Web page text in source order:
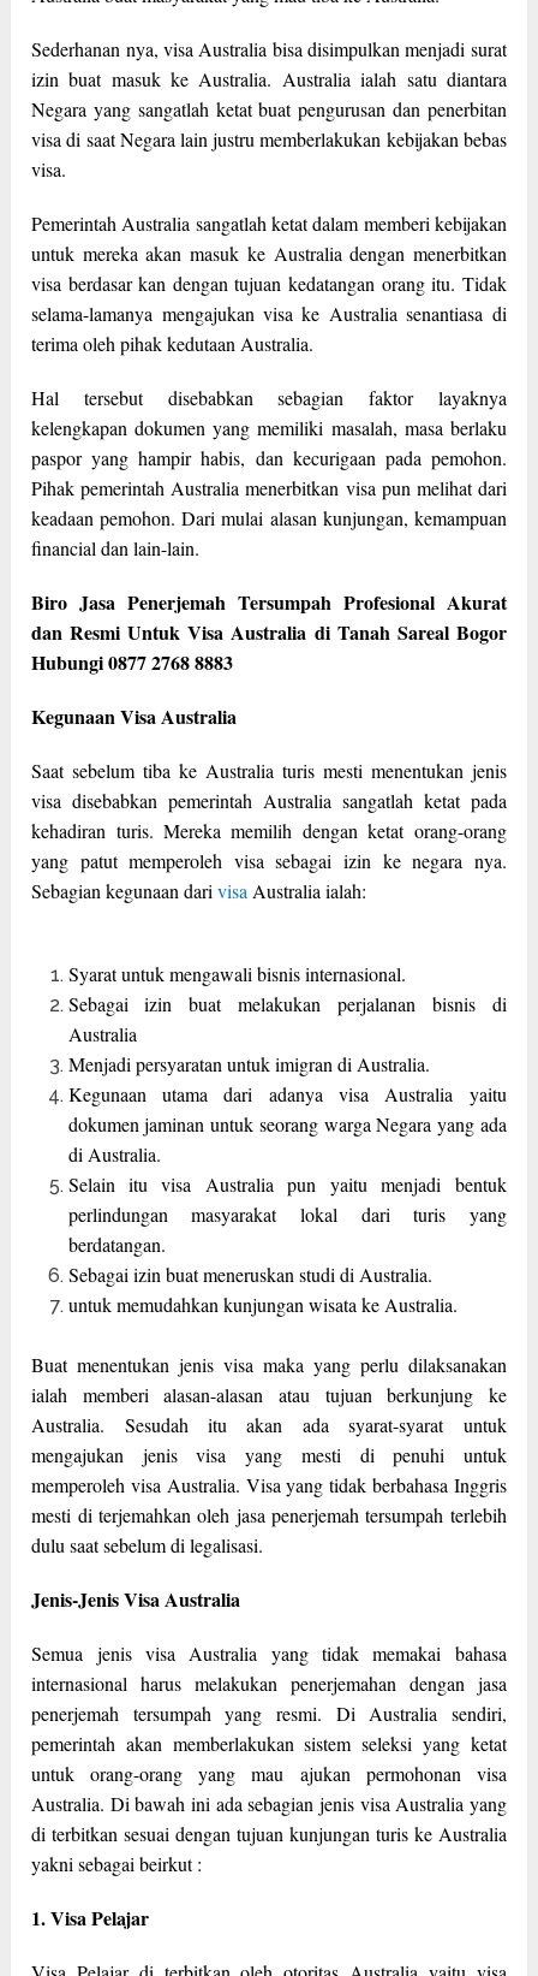
Sederhanan nya, visa Australia bisa disimpulkan menjadi surat
izin buat masuk ke Australia. Australia ialah satu diantara
Negara yang sangatlah ketat buat pengurusan dan penerbitan
visa di saat Negara lain justru memberlakukan kebijakan bebas
visa.
Pemerintah Australia sangatlah ketat dalam memberi kebijakan
untuk mereka akan masuk ke Australia dengan menerbitkan
visa berdasar kan dengan tujuan kedatangan orang itu. Tidak
selama-lamanya mengajukan visa ke Australia senantiasa di
terima oleh pihak kedutaan Australia.
Hal tersebut disebabkan sebagian faktor layaknya
kelengkapan dokumen yang memiliki masalah, masa berlaku
paspor yang hampir habis, dan kecurigaan pada pemohon.
Pihak pemerintah Australia menerbitkan visa pun melihat dari
keadaan pemohon. Dari mulai alasan kunjungan, kemampuan
financial dan lain-lain.
Biro Jasa Penerjemah Tersumpah Profesional Akurat
dan Resmi Untuk Visa Australia di Tanah Sareal Bogor
Hubungi 0877 2768 8883
Kegunaan Visa Australia
Saat sebelum tiba ke Australia turis mesti menentukan jenis
visa disebabkan pemerintah Australia sangatlah ketat pada
kehadiran turis. Mereka memilih dengan ketat orang-orang
yang patut memperoleh visa sebagai izin ke negara nya.
Sebagian kegunaan darivisa Australia ialah:
Syarat untuk mengawali bisnis internasional.
Sebagai izin buat melakukan perjalanan bisnis di
Australia
Menjadi persyaratan untuk imigran di Australia.
Kegunaan utama dari adanya visa Australia yaitu
dokumen jaminan untuk seorang warga Negara yang ada
di Australia.
Selain itu visa Australia pun yaitu menjadi bentuk
perlindungan masyarakat lokal dari turis yang
berdatangan.
Sebagai izin buat meneruskan studi di Australia.
untuk memudahkan kunjungan wisata ke Australia.
Buat menentukan jenis visa maka yang perlu dilaksanakan
ialah memberi alasan-alasan atau tujuan berkunjung ke
Australia. Sesudah itu akan ada syarat-syarat untuk
mengajukan jenis visa yang mesti di penuhi untuk
memperoleh visa Australia. Visa yang tidak berbahasa Inggris
mesti di terjemahkan oleh jasa penerjemah tersumpah terlebih
dulu saat sebelum di legalisasi.
Jenis-Jenis Visa Australia
Semua jenis visa Australia yang tidak memakai bahasa
internasional harus melakukan penerjemahan dengan jasa
penerjemah tersumpah yang resmi. Di Australia sendiri,
pemerintah akan memberlakukan sistem seleksi yang ketat
untuk orang-orang yang mau ajukan permohonan visa
Australia. Di bawah ini ada sebagian jenis visa Australia yang
di terbitkan sesuai dengan tujuan kunjungan turis ke Australia
yakni sebagai beirkut :
1. Visa Pelajar